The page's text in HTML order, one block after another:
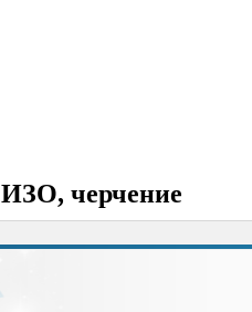
ИЗО, черчение